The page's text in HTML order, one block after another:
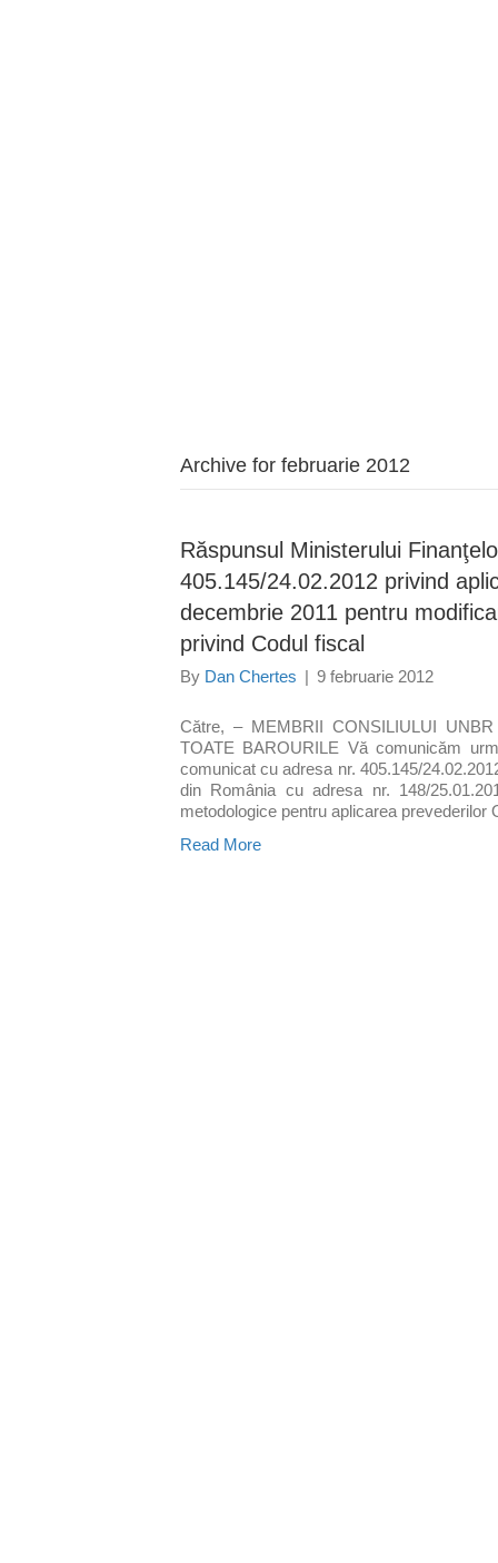
Archive for februarie 2012
Răspunsul Ministerului
405.145/24.02.2012 privind
decembrie 2011 pentru
privind Codul fiscal
By Dan Chertes | 9 februarie 2012
Către, – MEMBRII CONSILIULUI
TOATE BAROURILE Vă comunicăm
comunicat cu adresa nr. 405.145/
din România cu adresa nr. 148/
metodologice pentru aplicarea prevederilor
Read More